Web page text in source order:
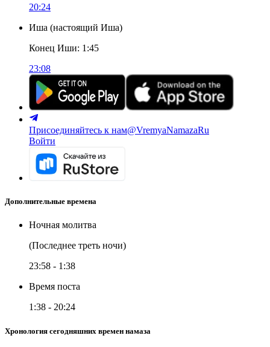
20:24
Иша (настоящий Иша)
Конец Иши: 1:45
23:08
Присоединяйтесь к нам@VremyaNamazaRu
Войти
Дополнительные времена
Ночная молитва
(Последнее треть ночи)
23:58 - 1:38
Время поста
1:38 - 20:24
Хронология сегодняшних времен намаза